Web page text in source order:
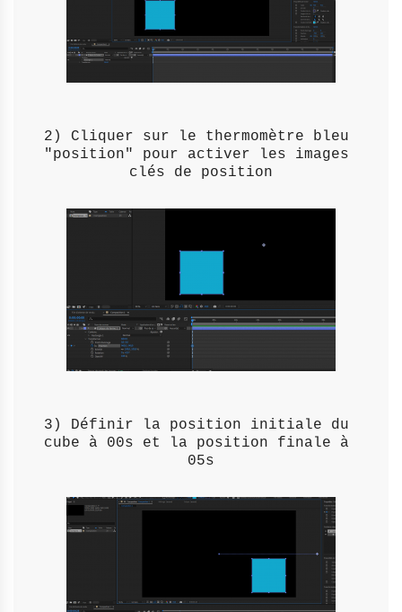
2) Cliquer sur le thermomètre bleu
"position" pour activer les images
clés de position
3) Définir la position initiale du
cube à 00s et la position finale à
05s